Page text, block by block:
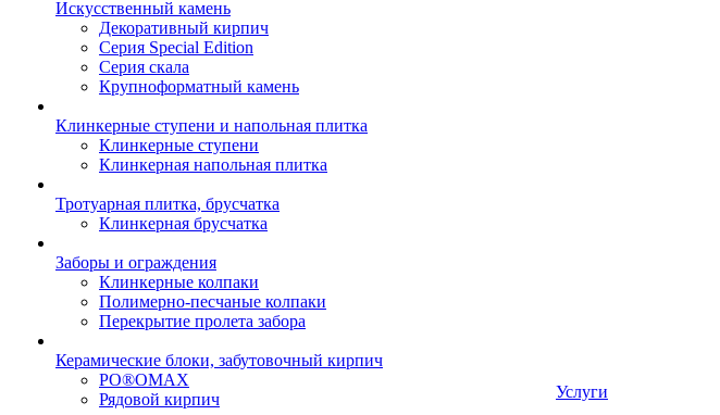
Искусственный камень
Декоративный кирпич
Серия Special Edition
Серия скала
Крупноформатный камень
Клинкерные ступени и напольная плитка
Клинкерные ступени
Клинкерная напольная плитка
Тротуарная плитка, брусчатка
Клинкерная брусчатка
Заборы и ограждения
Клинкерные колпаки
Полимерно-песчаные колпаки
Перекрытие пролета забора
Керамические блоки, забутовочный кирпич
PO®OMAX
Рядовой кирпич
Услуги